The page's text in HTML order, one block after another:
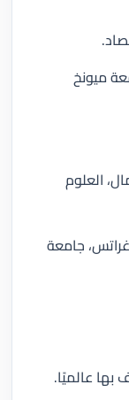
ميونخ
العلوم
جامعة
عالميًا.